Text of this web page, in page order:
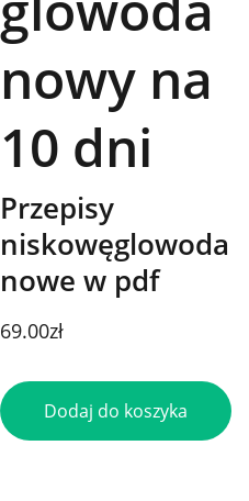
nowy na
10 dni
Przepisy
niskowęglowoda
nowe w pdf
69.00zł
Dodaj do koszyka